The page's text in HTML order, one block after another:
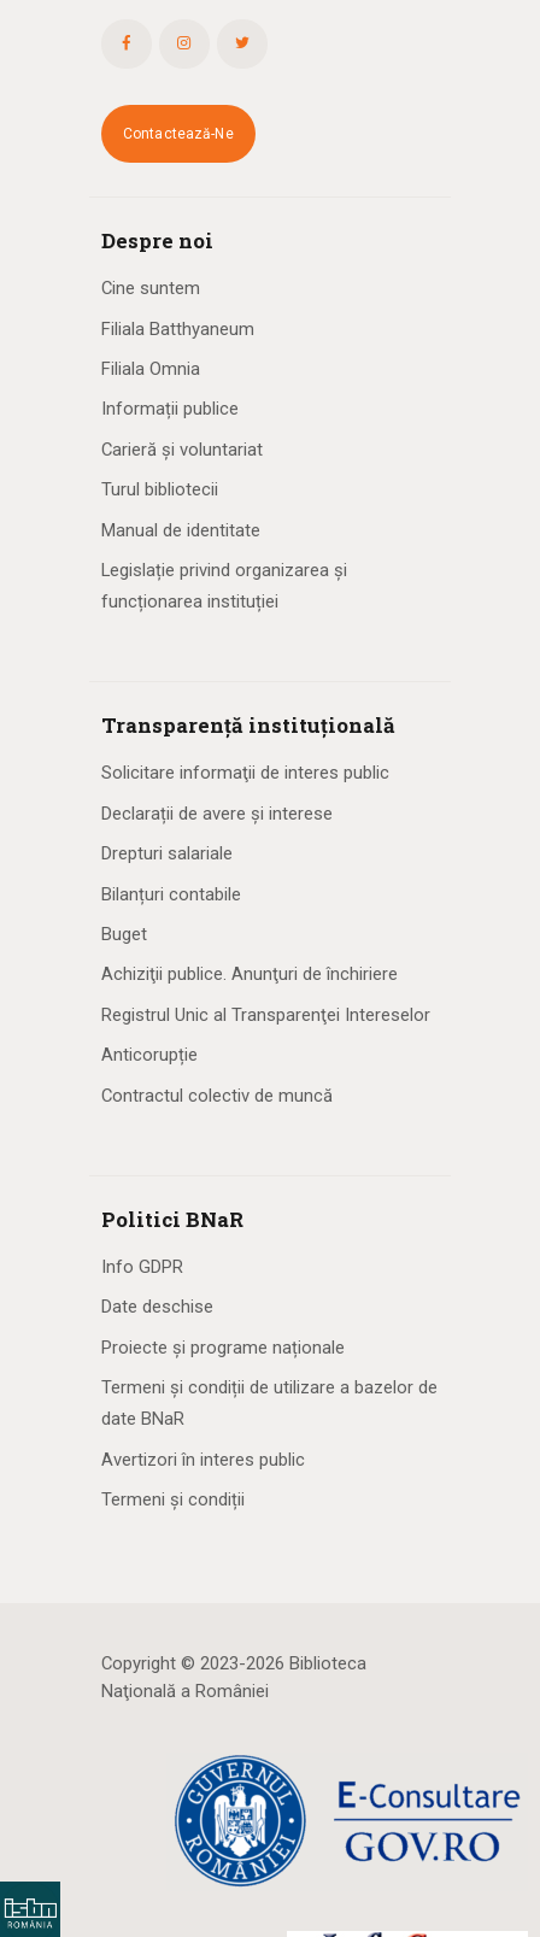
Contactează-Ne
Despre noi
Cine suntem
Filiala Batthyaneum
Filiala Omnia
Informații publice
Carieră și voluntariat
Turul bibliotecii
Manual de identitate
Legislație privind organizarea și
funcționarea instituției
Transparență instituțională
Solicitare informaţii de interes public
Declarații de avere și interese
Drepturi salariale
Bilanțuri contabile
Buget
Achiziţii publice. Anunţuri de închiriere
Registrul Unic al Transparenţei Intereselor
Anticorupție
Contractul colectiv de muncă
Politici BNaR
Info GDPR
Date deschise
Proiecte și programe naționale
Termeni și condiții de utilizare a bazelor de
date BNaR
Avertizori în interes public
Termeni și condiții
Copyright © 2023-2026 Biblioteca
Naţională a României